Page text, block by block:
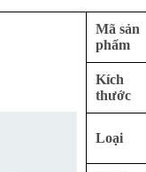
Mã sản
phẩm
Kích
thước
Loại